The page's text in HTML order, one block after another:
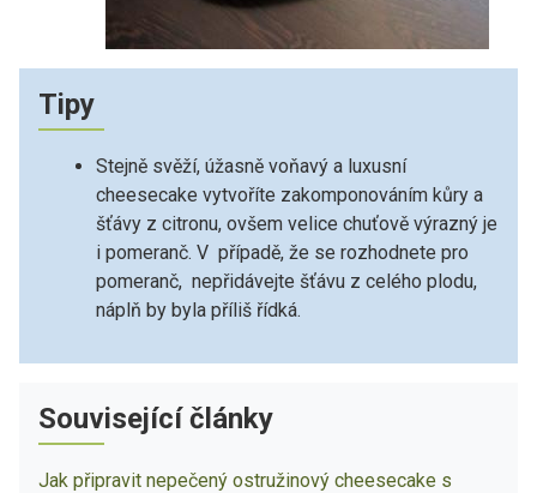
Tipy
Stejně svěží, úžasně voňavý a luxusní
cheesecake vytvoříte zakomponováním kůry a
šťávy z citronu, ovšem velice chuťově výrazný je
i pomeranč. V případě, že se rozhodnete pro
pomeranč, nepřidávejte šťávu z celého plodu,
náplň by byla příliš řídká.
Související články
Jak připravit nepečený ostružinový cheesecake s